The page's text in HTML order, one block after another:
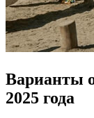
Варианты
2025 года